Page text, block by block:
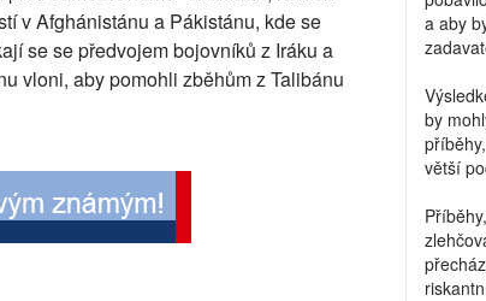
v Afghánistánu a Pákistánu, kde se
se se předvojem bojovníků z Iráku a
vloni, aby pomohli zběhům z Talibánu
a aby
by
větší